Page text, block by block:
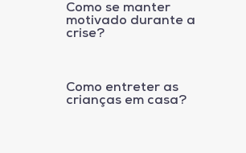
Como se manter
motivado durante a
crise?
Como entreter as
crianças em casa?